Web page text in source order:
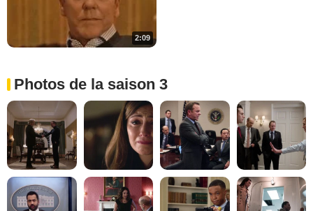
2:09
Photos de la saison 3